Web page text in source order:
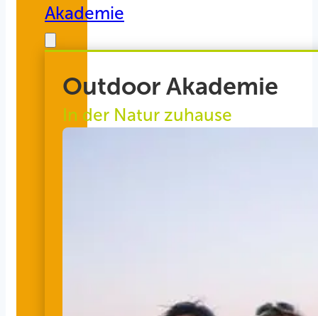
Akademie
Outdoor Akademie
In der Natur zuhause